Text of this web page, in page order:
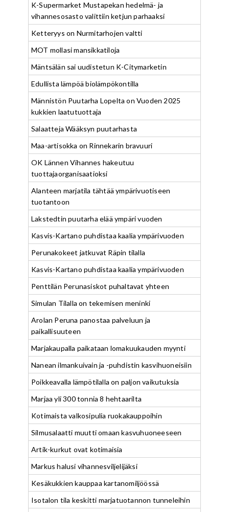
K-Supermarket Mustapekan hedelmä- ja
vihannesosasto valittiin ketjun parhaaksi
Ketteryys on Nurmitarhojen valtti
MOT mollasi mansikkatiloja
Mäntsälän sai uudistetun K-Citymarketin
Edullista lämpöä biolämpökontilla
Männistön Puutarha Lopelta on Vuoden 2025
kukkien laatutuottaja
Salaatteja Wääksyn puutarhasta
Maa-artisokka on Rinnekarin bravuuri
OK Lännen Vihannes hakeutuu
tuottajaorganisaatioksi
Alanteen marjatila tähtää ympärivuotiseen
tuotantoon
Lakstedtin puutarha elää ympäri vuoden
Kasvis-Kartano puhdistaa kaalia ympärivuoden
Perunakokeet jatkuvat Räpin tilalla
Kasvis-Kartano puhdistaa kaalia ympärivuoden
Penttilän Perunasiskot puhaltavat yhteen
Simulan Tilalla on tekemisen meninki
Arolan Peruna panostaa palveluun ja
paikallisuuteen
Marjakaupalla paikataan lomakuukauden myynti
Nanean ilmankuivain ja -puhdistin kasvihuoneisiin
Poikkeavalla lämpötilalla on paljon vaikutuksia
Marjaa yli 300 tonnia 8 hehtaarilta
Kotimaista valkosipulia ruokakauppoihin
Silmusalaatti muutti omaan kasvuhuoneeseen
Artik-kurkut ovat kotimaisia
Markus halusi vihannesviljelijäksi
Kesäkukkien kauppaa kartanomiljöössä
Isotalon tila keskitti marjatuotannon tunneleihin